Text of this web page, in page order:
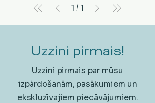
1 / 1
Uzzini pirmais!
Uzzini pirmais par mūsu
izpārdošanām, pasākumiem un
ekskluzīvajiem piedāvājumiem.